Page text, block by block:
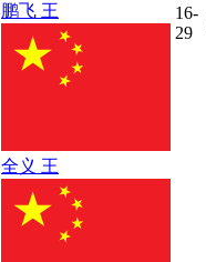
鹏飞 王
全义 王
16-
29